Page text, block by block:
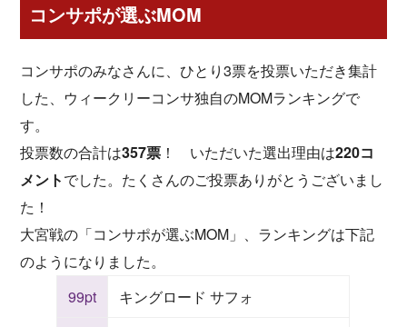
コンサポが選ぶMOM
コンサポのみなさんに、ひとり3票を投票いただき集計
した、ウィークリーコンサ独自のMOMランキングで
す。
投票数の合計は357票！ いただいた選出理由は220コ
メントでした。たくさんのご投票ありがとうございまし
た！
大宮戦の「コンサポが選ぶMOM」、ランキングは下記
のようになりました。
99pt
キングロード サフォ